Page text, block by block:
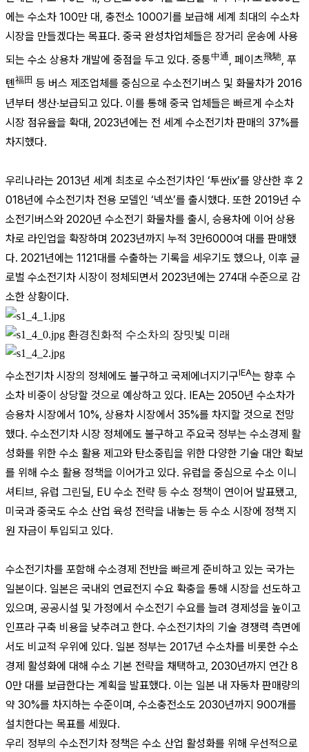
에는 수소차 100만 대, 충전소 1000기를 보급해 세계 최대의 수소차
시장을 만들겠다는 목표다. 중국 완성차업체들은 장거리 운송에 사용
되는 수소 상용차 개발에 중점을 두고 있다. 중퉁中通, 페이츠飛馳, 푸
톈福田 등 버스 제조업체를 중심으로 수소전기버스 및 화물차가 2016
년부터 생산·보급되고 있다. 이를 통해 중국 업체들은 빠르게 수소차
시장 점유율을 확대, 2023년에는 전 세계 수소전기차 판매의 37%를
차지했다.
우리나라는 2013년 세계 최초로 수소전기차인 ‘투싼ix’를 양산한 후 2
018년에 수소전기차 전용 모델인 ‘넥쏘’를 출시했다. 또한 2019년 수
소전기버스와 2020년 수소전기 화물차를 출시, 승용차에 이어 상용
차로 라인업을 확장하며 2023년까지 누적 3만6000여 대를 판매했
다. 2021년에는 1121대를 수출하는 기록을 세우기도 했으나, 이후 글
로벌 수소전기차 시장이 정체되면서 2023년에는 274대 수준으로 감
소한 상황이다.
환경친화적 수소차의 장밋빛 미래
수소전기차 시장의 정체에도 불구하고 국제에너지기구IEA는 향후 수
소차 비중이 상당할 것으로 예상하고 있다. IEA는 2050년 수소차가
승용차 시장에서 10%, 상용차 시장에서 35%를 차지할 것으로 전망
했다. 수소전기차 시장 정체에도 불구하고 주요국 정부는 수소경제 활
성화를 위한 수소 활용 제고와 탄소중립을 위한 다양한 기술 대안 확보
를 위해 수소 활용 정책을 이어가고 있다. 유럽을 중심으로 수소 이니
셔티브, 유럽 그린딜, EU 수소 전략 등 수소 정책이 연이어 발표됐고,
미국과 중국도 수소 산업 육성 전략을 내놓는 등 수소 시장에 정책 지
원 자금이 투입되고 있다.
수소전기차를 포함해 수소경제 전반을 빠르게 준비하고 있는 국가는
일본이다. 일본은 국내외 연료전지 수요 확충을 통해 시장을 선도하고
있으며, 공공시설 및 가정에서 수소전기 수요를 늘려 경제성을 높이고
인프라 구축 비용을 낮추려고 한다. 수소전기차의 기술 경쟁력 측면에
서도 비교적 우위에 있다. 일본 정부는 2017년 수소차를 비롯한 수소
경제 활성화에 대해 수소 기본 전략을 채택하고, 2030년까지 연간 8
0만 대를 보급한다는 계획을 발표했다. 이는 일본 내 자동차 판매량의
약 30%를 차지하는 수준이며, 수소충전소도 2030년까지 900개를
설치한다는 목표를 세웠다.
우리 정부의 수소전기차 정책은 수소 산업 활성화를 위해 우선적으로